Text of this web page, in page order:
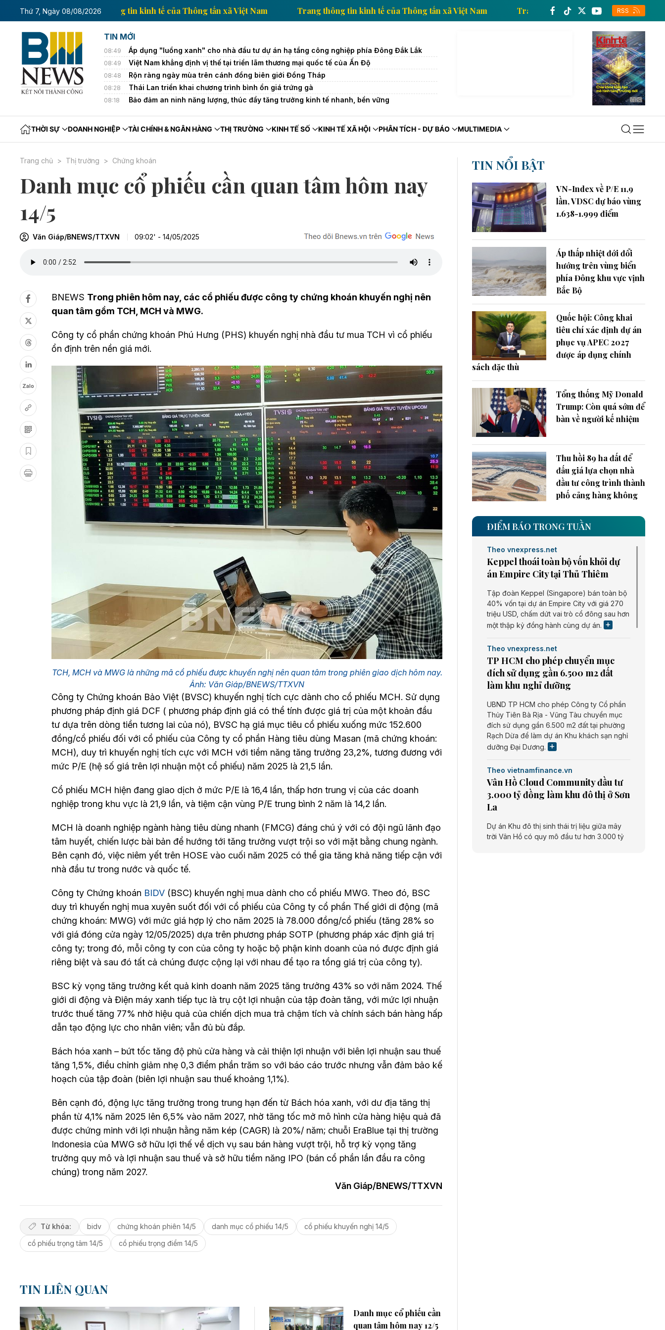
Thứ 7, Ngày 08/08/2026 Trang thông tin kinh tế của Thông tấn xã Việt Nam Trang thông tin kinh tế của Thông tấn xã Việt Nam Trang thông tin kinh tế
RSS
TIN MỚI
08:49 Áp dụng "luồng xanh" cho nhà đầu tư dự án hạ tầng công nghiệp phía Đông Đắk Lắk
08:49 Việt Nam khẳng định vị thế tại triển lãm thương mại quốc tế của Ấn Độ
08:48 Rộn ràng ngày mùa trên cánh đồng biên giới Đồng Tháp
08:28 Thái Lan triển khai chương trình bình ổn giá trứng gà
08:18 Bảo đảm an ninh năng lượng, thúc đẩy tăng trưởng kinh tế nhanh, bền vững
THỜI SỰ DOANH NGHIỆP TÀI CHÍNH & NGÂN HÀNG THỊ TRƯỜNG KINH TẾ SỐ KINH TẾ XÃ HỘI PHÂN TÍCH - DỰ BÁO MULTIMEDIA
Trang chủ Thị trường Chứng khoán
Danh mục cổ phiếu cần quan tâm hôm nay
14/5
Văn Giáp/BNEWS/TTXVN 09:02' - 14/05/2025
Zalo
BNEWS Trong phiên hôm nay, các cổ phiếu được công ty chứng khoán khuyến nghị nên
quan tâm gồm TCH, MCH và MWG.
Công ty cổ phần chứng khoán Phú Hưng (PHS) khuyến nghị nhà đầu tư mua TCH vì cổ phiếu
ổn định trên nền giá mới.
TCH, MCH và MWG là những mã cổ phiếu được khuyến nghị nên quan tâm trong phiên giao dịch hôm nay.
Ảnh: Văn Giáp/BNEWS/TTXVN
Công ty Chứng khoán Bảo Việt (BVSC) khuyến nghị tích cực dành cho cổ phiếu MCH. Sử dụng
phương pháp định giá DCF ( phương pháp định giá có thể tính được giá trị của một khoản đầu
tư dựa trên dòng tiền tương lai của nó), BVSC hạ giá mục tiêu cổ phiếu xuống mức 152.600
đồng/cổ phiếu đối với cổ phiếu của Công ty cổ phần Hàng tiêu dùng Masan (mã chứng khoán:
MCH), duy trì khuyến nghị tích cực với MCH với tiềm năng tăng trưởng 23,2%, tương đương với
mức P/E (hệ số giá trên lợi nhuận một cổ phiếu) năm 2025 là 21,5 lần.
Cổ phiếu MCH hiện đang giao dịch ở mức P/E là 16,4 lần, thấp hơn trung vị của các doanh
nghiệp trong khu vực là 21,9 lần, và tiệm cận vùng P/E trung bình 2 năm là 14,2 lần.
MCH là doanh nghiệp ngành hàng tiêu dùng nhanh (FMCG) đáng chú ý với có đội ngũ lãnh đạo
tâm huyết, chiến lược bài bản để hướng tới tăng trưởng vượt trội so với mặt bằng chung ngành.
Bên cạnh đó, việc niêm yết trên HOSE vào cuối năm 2025 có thể gia tăng khả năng tiếp cận với
nhà đầu tư trong nước và quốc tế.
Công ty Chứng khoán BIDV (BSC) khuyến nghị mua dành cho cổ phiếu MWG. Theo đó, BSC
duy trì khuyến nghị mua xuyên suốt đối với cổ phiếu của Công ty cổ phần Thế giới di động (mã
chứng khoán: MWG) với mức giá hợp lý cho năm 2025 là 78.000 đồng/cổ phiếu (tăng 28% so
với giá đóng cửa ngày 12/05/2025) dựa trên phương pháp SOTP (phương pháp xác định giá trị
công ty; trong đó, mỗi công ty con của công ty hoặc bộ phận kinh doanh của nó được định giá
riêng biệt và sau đó tất cả chúng được cộng lại với nhau để tạo ra tổng giá trị của công ty).
BSC kỳ vọng tăng trưởng kết quả kinh doanh năm 2025 tăng trưởng 43% so với năm 2024. Thế
giới di động và Điện máy xanh tiếp tục là trụ cột lợi nhuận của tập đoàn tăng, với mức lợi nhuận
trước thuế tăng 77% nhờ hiệu quả của chiến dịch mua trả chậm tích và chính sách bán hàng hấp
dẫn tạo động lực cho nhân viên; vẫn đủ bù đắp.
Bách hóa xanh – bứt tốc tăng độ phủ cửa hàng và cải thiện lợi nhuận với biên lợi nhuận sau thuế
tăng 1,5%, điều chỉnh giảm nhẹ 0,3 điểm phần trăm so với báo cáo trước nhưng vẫn đảm bảo kế
hoạch của tập đoàn (biên lợi nhuận sau thuế khoảng 1,1%).
Bên cạnh đó, động lực tăng trưởng trong trung hạn đến từ Bách hóa xanh, với dư địa tăng thị
phần từ 4,1% năm 2025 lên 6,5% vào năm 2027, nhờ tăng tốc mở mô hình cửa hàng hiệu quả đã
được chứng minh với lợi nhuận hằng năm kép (CAGR) là 20%/ năm; chuỗi EraBlue tại thị trường
Indonesia của MWG sở hữu lợi thế về dịch vụ sau bán hàng vượt trội, hỗ trợ kỳ vọng tăng
trưởng quy mô và lợi nhuận sau thuế và sở hữu tiềm năng IPO (bán cổ phần lần đầu ra công
chúng) trong năm 2027.
Văn Giáp/BNEWS/TTXVN
Từ khóa: bidv chứng khoán phiên 14/5 danh mục cổ phiếu 14/5
cổ phiếu khuyến nghị 14/5
cổ phiếu trọng tâm 14/5
cổ phiếu trọng điểm 14/5
TIN LIÊN QUAN
Danh mục cổ phiếu cần
quan tâm hôm nay 12/5
TIN NỔI BẬT
VN-Index về P/E 11,9
lần, VDSC dự báo vùng
1.638-1.999 điểm
Áp thấp nhiệt đới đổi
hướng trên vùng biển
phía Đông khu vực vịnh
Bắc Bộ
Quốc hội: Công khai
tiêu chí xác định dự án
phục vụ APEC 2027
được áp dụng chính
sách đặc thù
Tổng thống Mỹ Donald
Trump: Còn quá sớm để
bàn về người kế nhiệm
Thu hồi 89 ha đất để
đấu giá lựa chọn nhà
đầu tư công trình thành
phố cảng hàng không
ĐIỂM BÁO TRONG TUẦN
Theo vnexpress.net
Keppel thoái toàn bộ vốn khỏi dự
án Empire City tại Thủ Thiêm
Tập đoàn Keppel (Singapore) bán toàn bộ
40% vốn tại dự án Empire City với giá 270
triệu USD, chấm dứt vai trò cổ đông sau hơn
một thập kỷ đồng hành cùng dự án.
Theo vnexpress.net
TP HCM cho phép chuyển mục
đích sử dụng gần 6.500 m2 đất
làm khu nghỉ dưỡng
UBND TP HCM cho phép Công ty Cổ phần
Thủy Tiên Bà Rịa - Vũng Tàu chuyển mục
đích sử dụng gần 6.500 m2 đất tại phường
Rạch Dừa để làm dự án Khu khách sạn nghỉ
dưỡng Đại Dương.
Theo vietnamfinance.vn
Vân Hồ Cloud Community đầu tư
3.000 tỷ đồng làm khu đô thị ở Sơn
La
Dự án Khu đô thị sinh thái trị liệu giữa mây
trời Vân Hồ có quy mô đầu tư hơn 3.000 tỷ